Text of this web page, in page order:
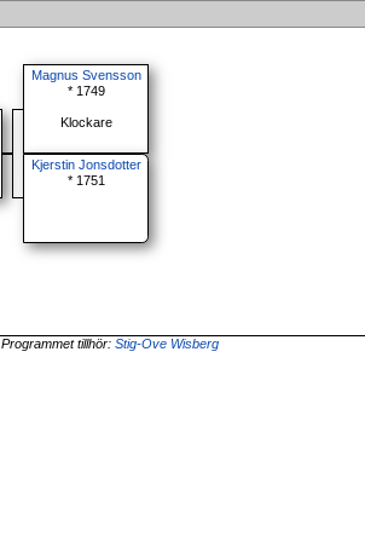
Magnus Svensson
* 1749
Klockare
Kjerstin Jonsdotter
* 1751
, Programmet tillhör:Stig-Ove Wisberg